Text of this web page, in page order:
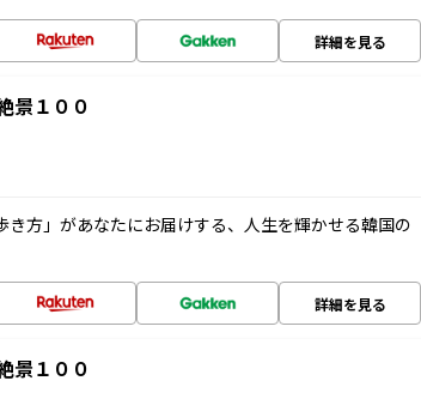
詳細を見る
景１００
方」があなたにお届けする、人生を輝かせる韓国の
詳細を見る
景１００